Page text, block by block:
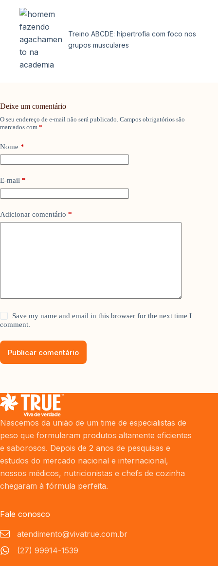
Treino ABCDE: hipertrofia com foco nos
grupos musculares
Deixe um comentário
O seu endereço de e-mail não será publicado. Campos obrigatórios são
marcados com *
Nome *
E-mail *
Adicionar comentário *
Save my name and email in this browser for the next time I
comment.
Publicar comentário
Nascemos da união de um time de especialistas de
peso que formularam produtos altamente eficientes
e saborosos. Depois de 2 anos de pesquisas e
estudos do mercado nacional e internacional,
nossos médicos, nutricionistas e chefs de cozinha
chegaram à fórmula perfeita.
Fale conosco
atendimento@vivatrue.com.br
(27) 99914-1539